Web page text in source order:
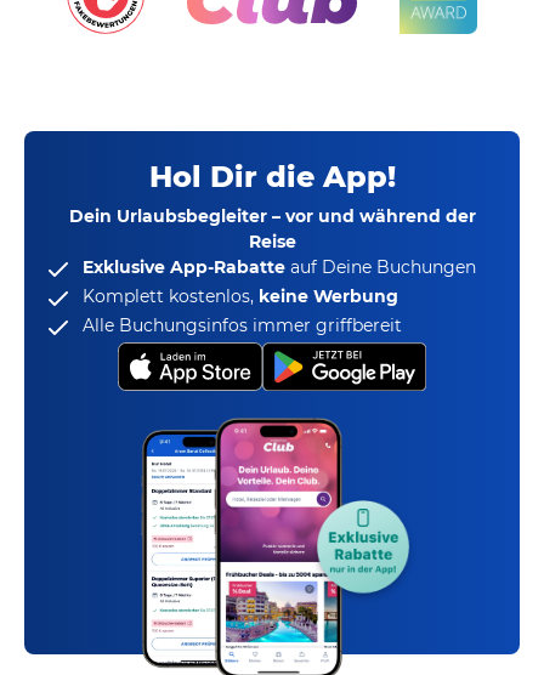
Hol Dir die App!
Dein Urlaubsbegleiter – vor und während der
Reise
Exklusive App-Rabatte auf Deine Buchungen
Komplett kostenlos, keine Werbung
Alle Buchungsinfos immer griffbereit